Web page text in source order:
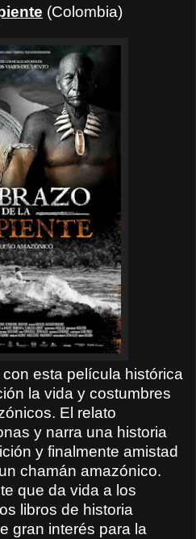
(Colombia)
esta película histórica
la vida y costumbres
El relato
y narra una historia
y finalmente amistad
chamán amazónico.
que da vida a los
libros de historia
gran interés para la